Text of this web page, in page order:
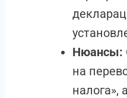
Нюансы:
на
налога»,